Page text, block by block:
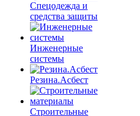
Спецодежда и
средства защиты
Инженерные
системы
Резина.Асбест
Строительные